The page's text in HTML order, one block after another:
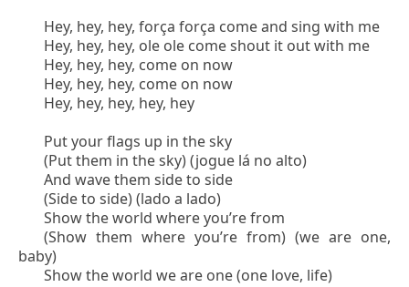
Hey, hey, hey, força força come and sing with me
Hey, hey, hey, ole ole come shout it out with me
Hey, hey, hey, come on now
Hey, hey, hey, come on now
Hey, hey, hey, hey, hey
Put your flags up in the sky
(Put them in the sky) (jogue lá no alto)
And wave them side to side
(Side to side) (lado a lado)
Show the world where you’re from
(Show them where you’re from) (we are one,
baby)
Show the world we are one (one love, life)